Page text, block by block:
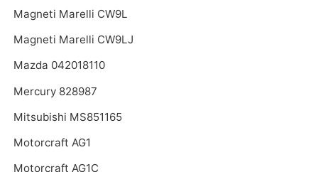
Magneti Marelli CW9L
Magneti Marelli CW9LJ
Mazda 042018110
Mercury 828987
Mitsubishi MS851165
Motorcraft AG1
Motorcraft AG1C